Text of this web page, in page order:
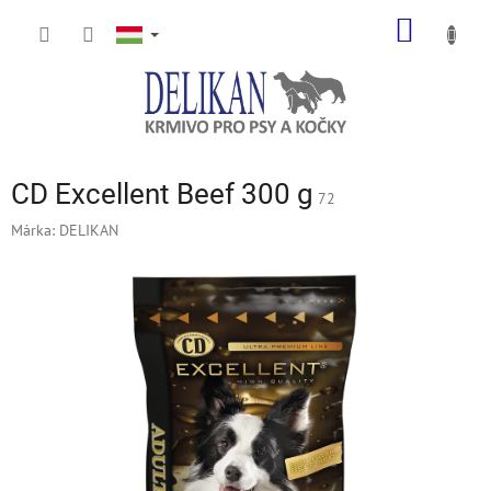
KOSÁR
CD Excellent Beef 300 g 72
Márka: DELIKAN